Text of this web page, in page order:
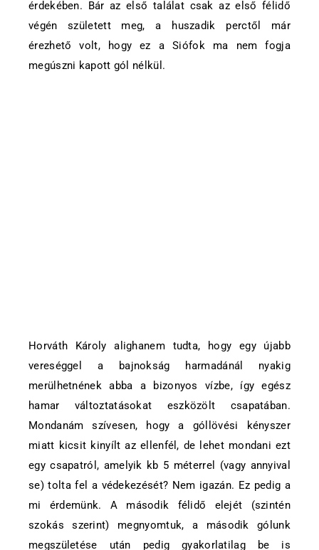
érdekében. Bár az első találat csak az első félidő
végén született meg, a huszadik perctől már
érezhető volt, hogy ez a Siófok ma nem fogja
megúszni kapott gól nélkül.
Horváth Károly alighanem tudta, hogy egy újabb
vereséggel a bajnokság harmadánál nyakig
merülhetnének abba a bizonyos vízbe, így egész
hamar változtatásokat eszközölt csapatában.
Mondanám szívesen, hogy a góllövési kényszer
miatt kicsit kinyílt az ellenfél, de lehet mondani ezt
egy csapatról, amelyik kb 5 méterrel (vagy annyival
se) tolta fel a védekezését? Nem igazán. Ez pedig a
mi érdemünk. A második félidő elejét (szintén
szokás szerint) megnyomtuk, a második gólunk
megszületése után pedig gyakorlatilag be is